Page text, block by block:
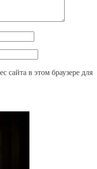
сайта в этом браузере для